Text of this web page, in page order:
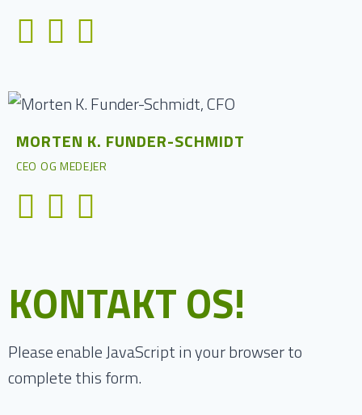
MORTEN K. FUNDER-SCHMIDT
CEO OG MEDEJER
KONTAKT OS!
Please enable JavaScript in your browser to
complete this form.